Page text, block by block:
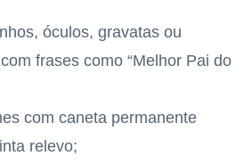
óculos, gravatas ou
frases como “Melhor Pai do
com caneta permanente
relevo;